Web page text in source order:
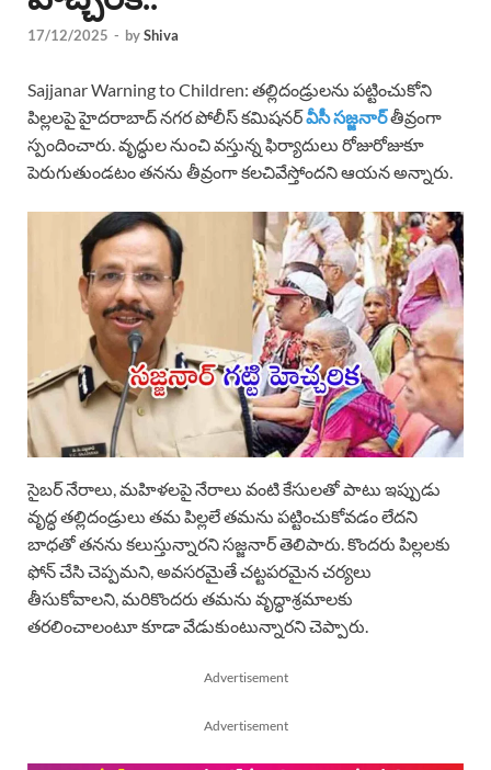
17/12/2025 - byShiva
Sajjanar Warning to Children: తల్లిదండ్రులను పట్టించుకోని
పిల్లలపై హైదరాబాద్ నగర పోలీస్ కమిషనర్వీసీ సజ్జనార్తీవ్రంగా
స్పందించారు. వృద్ధుల నుంచి వస్తున్న ఫిర్యాదులు రోజురోజుకూ
పెరుగుతుండటం తనను తీవ్రంగా కలచివేస్తోందని ఆయన అన్నారు.
సైబర్ నేరాలు, మహిళలపై నేరాలు వంటి కేసులతో పాటు ఇప్పుడు
వృద్ధ తల్లిదండ్రులు తమ పిల్లలే తమను పట్టించుకోవడం లేదని
బాధతో తనను కలుస్తున్నారని సజ్జనార్ తెలిపారు. కొందరు పిల్లలకు
ఫోన్ చేసి చెప్పమని, అవసరమైతే చట్టపరమైన చర్యలు
తీసుకోవాలని, మరికొందరు తమను వృద్ధాశ్రమాలకు
తరలించాలంటూ కూడా వేడుకుంటున్నారని చెప్పారు.
Advertisement
Advertisement